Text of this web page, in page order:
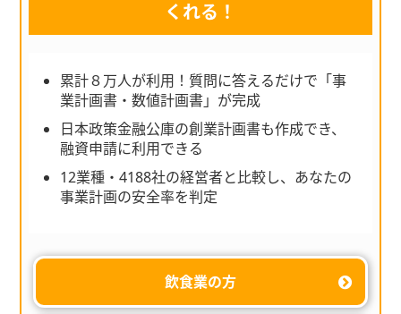
くれる！
累計８万人が利用！質問に答えるだけで「事
業計画書・数値計画書」が完成
日本政策金融公庫の創業計画書も作成でき、
融資申請に利用できる
12業種・4188社の経営者と比較し、あなたの
事業計画の安全率を判定
飲食業の方